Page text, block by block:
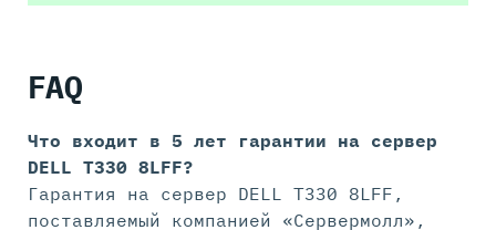
FAQ
Что входит в 5 лет гарантии на сервер
DELL T330 8LFF?
Гарантия на сервер DELL T330 8LFF,
поставляемый компанией «Сервермолл»,